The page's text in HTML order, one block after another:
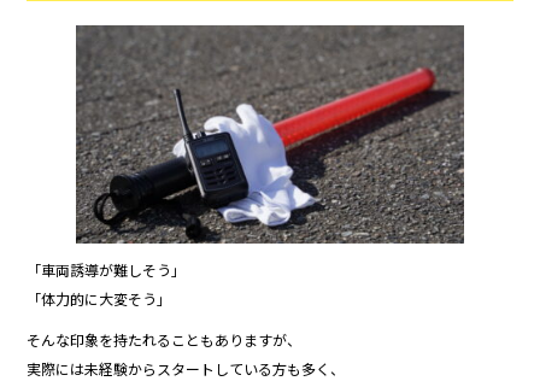
「車両誘導が難しそう」
「体力的に大変そう」
そんな印象を持たれることもありますが、
実際には未経験からスタートしている方も多く、